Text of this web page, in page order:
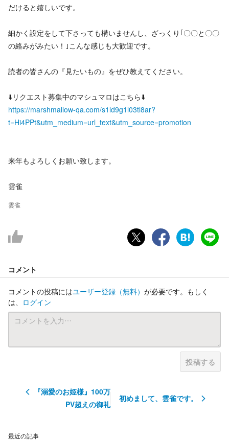
だけると嬉しいです。
細かく設定をして下さっても構いませんし、ざっくり｢〇〇と〇〇
の絡みがみたい！｣こんな感じも大歓迎です。
読者の皆さんの『見たいもの』をぜひ教えてください。
⬇️リクエスト募集中のマシュマロはこちら⬇️
https://marshmallow-qa.com/s1ld9g1l03tl8ar?
t=Hi4PPt&utm_medium=url_text&utm_source=promotion
来年もよろしくお願い致します。
雲雀
雲雀
コメント
コメントの投稿にはユーザー登録 （無料） が必要です。もしく
は、 ログイン
投稿する
『溺愛のお姫様』100万
PV超えの御礼
初めまして、雲雀です。
最近の記事